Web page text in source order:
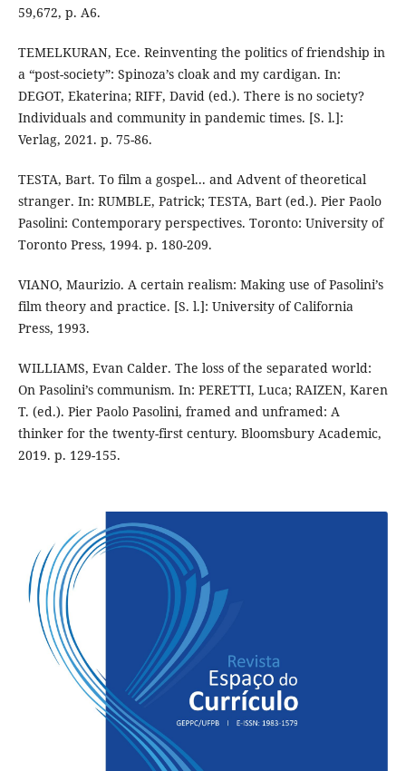
59,672, p. A6.
TEMELKURAN, Ece. Reinventing the politics of friendship in
a “post-society”: Spinoza’s cloak and my cardigan. In:
DEGOT, Ekaterina; RIFF, David (ed.). There is no society?
Individuals and community in pandemic times. [S. l.]:
Verlag, 2021. p. 75-86.
TESTA, Bart. To film a gospel... and Advent of theoretical
stranger. In: RUMBLE, Patrick; TESTA, Bart (ed.). Pier Paolo
Pasolini: Contemporary perspectives. Toronto: University of
Toronto Press, 1994. p. 180-209.
VIANO, Maurizio. A certain realism: Making use of Pasolini’s
film theory and practice. [S. l.]: University of California
Press, 1993.
WILLIAMS, Evan Calder. The loss of the separated world:
On Pasolini’s communism. In: PERETTI, Luca; RAIZEN, Karen
T. (ed.). Pier Paolo Pasolini, framed and unframed: A
thinker for the twenty-first century. Bloomsbury Academic,
2019. p. 129-155.